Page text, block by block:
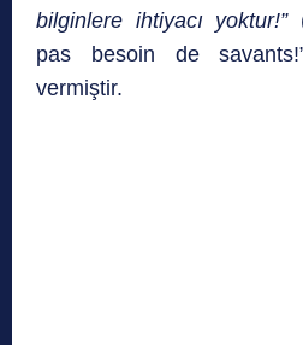
bilginlere ihtiyacı yoktur!”
pas besoin de
vermiştir.